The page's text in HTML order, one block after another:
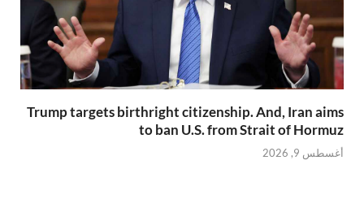
Trump targets birthright citizenship. And, Iran aims
to ban U.S. from Strait of Hormuz
أغسطس 9, 2026